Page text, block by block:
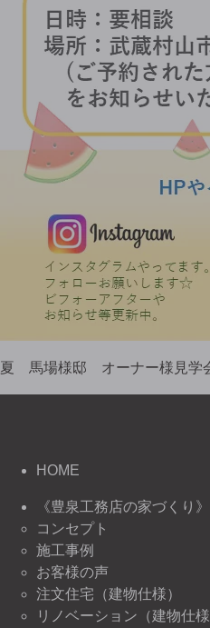
夏 馬場様邸 オーナー様見学
HOME
《豊泉工務店の家づくり》
コンセプト
施工事例
お客様の声
注文住宅（建物仕様）
リノベーション（建物仕様